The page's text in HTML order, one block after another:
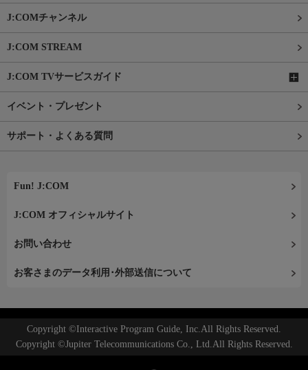
J:COMチャンネル
J:COM STREAM
J:COM TVサービスガイド
イベント・プレゼント
サポート・よくある質問
Fun! J:COM
J:COM オフィシャルサイト
お問い合わせ
お客さまのデータ利用･外部送信について
Copyright ©Interactive Program Guide, Inc.All Rights Reserved.
Copyright ©Jupiter Telecommunications Co., Ltd.All Rights Reserved.